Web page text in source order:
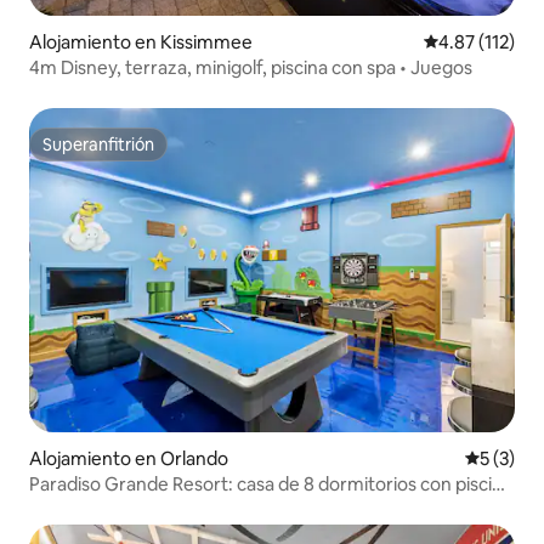
Alojamiento en Kissimmee Calificación
4.87 (112)
4m Disney, terraza, minigolf, piscina con spa • Juegos
Superanfitrión
Superanfitrión
Alojamiento en Orlando
5 (3)
Paradiso Grande Resort: casa de 8 dormitorios con piscina